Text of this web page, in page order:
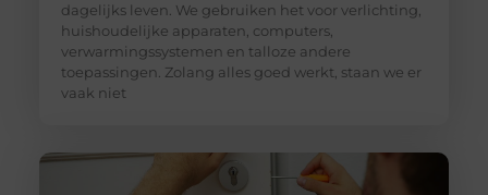
dagelijks leven. We gebruiken het voor verlichting,
huishoudelijke apparaten, computers,
verwarmingssystemen en talloze andere
toepassingen. Zolang alles goed werkt, staan we er
vaak niet